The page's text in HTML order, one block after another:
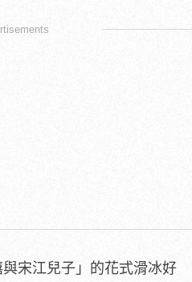
宋江兒子」的花式滑冰好